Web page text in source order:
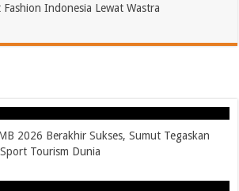
Indonesia Lewat Wastra
2026 Berakhir Sukses, Sumut Tegaskan
Tourism Dunia